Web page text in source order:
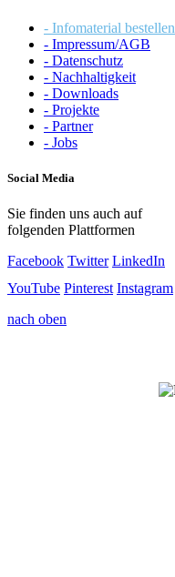
- Infomaterial bestellen
- Impressum/AGB
- Datenschutz
- Nachhaltigkeit
- Downloads
- Projekte
- Partner
- Jobs
Social Media
Sie finden uns auch auf
folgenden Plattformen
Facebook Twitter LinkedIn
YouTube Pinterest Instagram
nach oben